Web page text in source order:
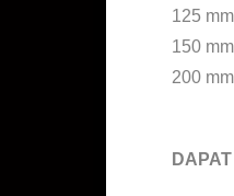
125
150
200